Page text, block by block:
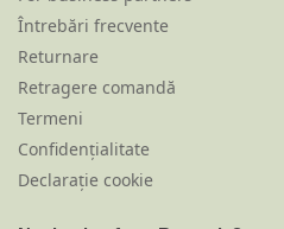
Întrebări frecvente
Returnare
Retragere comandă
Termeni
Confidențialitate
Declarație cookie